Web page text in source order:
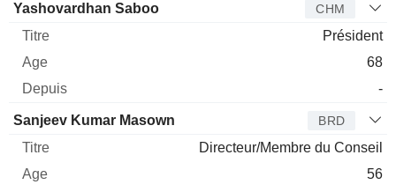
Yashovardhan Saboo CHM
Président
68
-
Sanjeev Kumar Masown BRD
Directeur/Membre du Conseil
56